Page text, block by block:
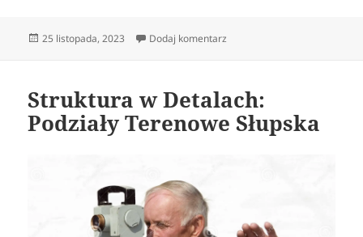
Data
25 listopada, 2023 Dodaj komentarz
Struktura w Detalach:
Podziały Terenowe Słupska